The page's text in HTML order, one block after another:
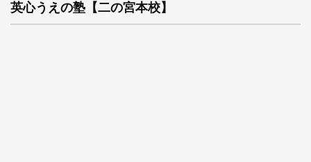
英心うえの塾【二の宮本校】